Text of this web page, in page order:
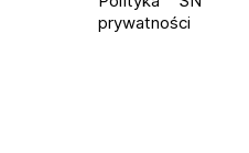
prywatności